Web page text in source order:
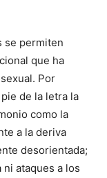
se permiten
que ha
Por
de la letra la
como la
a la deriva
desorientada;
ataques a los